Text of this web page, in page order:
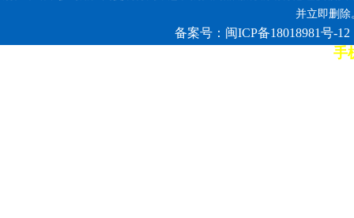
并立即删除
备案号：闽ICP备18018981号-12
7*12小时客服热线: 康师傅手